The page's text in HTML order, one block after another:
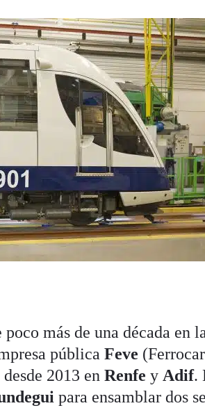
más de una década en la
públicaFeve
2013 enRenfe y Adif.
para ensamblar dos